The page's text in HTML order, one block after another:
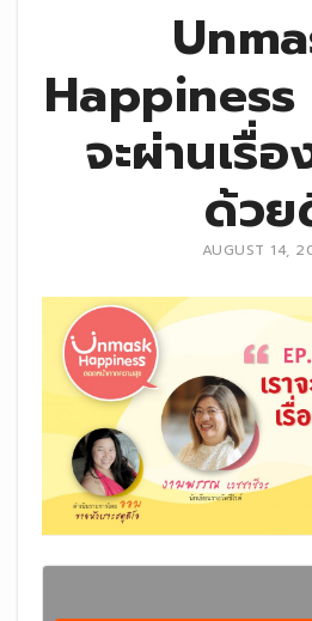
Happiness
จะผ่านเรื่อ
ด้ว
AUGUST 14,